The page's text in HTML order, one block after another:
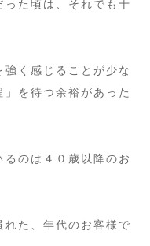
った頃は、それでも十
く感じることが少な
を待つ余裕があった
のは４０歳以降のお
れた、年代のお客様で